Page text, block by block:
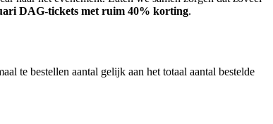
DAG-tickets met ruim 40% korting.
te bestellen aantal gelijk aan het totaal aantal bestelde